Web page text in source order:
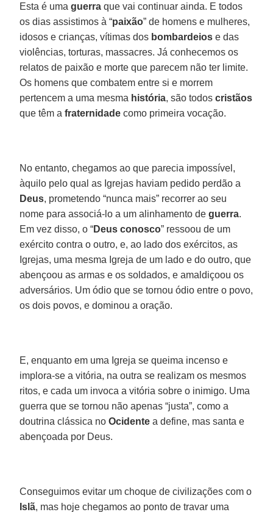
Esta é umaguerra que vai continuar ainda. E todos
os dias assistimos à “paixão” de homens e mulheres,
idosos e crianças, vítimas dos bombardeios e das
violências, torturas, massacres. Já conhecemos os
relatos de paixão e morte que parecem não ter limite.
Os homens que combatem entre si e morrem
pertencem a uma mesma história, são todoscristãos
que têm afraternidade como primeira vocação.
No entanto, chegamos ao que parecia impossível,
àquilo pelo qual as Igrejas haviam pedido perdão a
Deus, prometendo “nunca mais” recorrer ao seu
nome para associá-lo a um alinhamento deguerra.
Em vez disso, o “Deus conosco” ressoou de um
exército contra o outro, e, ao lado dos exércitos, as
Igrejas, uma mesma Igreja de um lado e do outro, que
abençoou as armas e os soldados, e amaldiçoou os
adversários. Um ódio que se tornou ódio entre o povo,
os dois povos, e dominou a oração.
E, enquanto em uma Igreja se queima incenso e
implora-se a vitória, na outra se realizam os mesmos
ritos, e cada um invoca a vitória sobre o inimigo. Uma
guerra que se tornou não apenas “justa”, como a
doutrina clássica noOcidente a define, mas santa e
abençoada por Deus.
Conseguimos evitar um choque de civilizações com o
Islã, mas hoje chegamos ao ponto de travar uma